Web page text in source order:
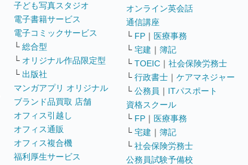
子ども写真スタジオ
電子書籍サービス
電子コミックサービス
└ 総合型
└ オリジナル作品限定型
└ 出版社
マンガアプリ オリジナル
ブランド品買取 店舗
オフィス引越し
オフィス通販
オフィス複合機
福利厚生サービス
オンライン英会話
通信講座
└ FP ｜ 医療事務
└ 宅建 ｜ 簿記
└ TOEIC ｜ 社会保険労務士
└ 行政書士 ｜ ケアマネジャー
└ 公務員 ｜ ITパスポート
資格スクール
└ FP ｜ 医療事務
└ 宅建 ｜ 簿記
└ 社会保険労務士
公務員試験予備校